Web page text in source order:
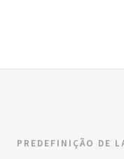
PREDEFINIÇÃO DE